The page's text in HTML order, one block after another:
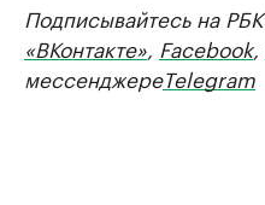
Подписывайтесь на
«ВКонтакте» Facebook,
мессенджереTelegram